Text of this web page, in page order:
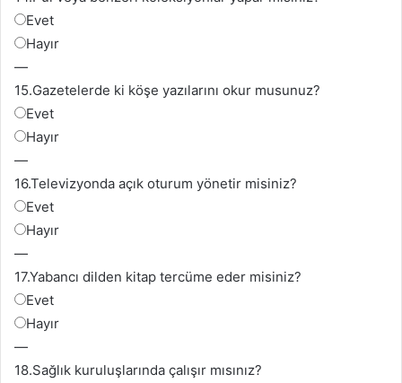
Evet
Hayır
—
15.Gazetelerde ki köşe yazılarını okur musunuz?
Evet
Hayır
—
16.Televizyonda açık oturum yönetir misiniz?
Evet
Hayır
—
17.Yabancı dilden kitap tercüme eder misiniz?
Evet
Hayır
—
18.Sağlık kuruluşlarında çalışır mısınız?